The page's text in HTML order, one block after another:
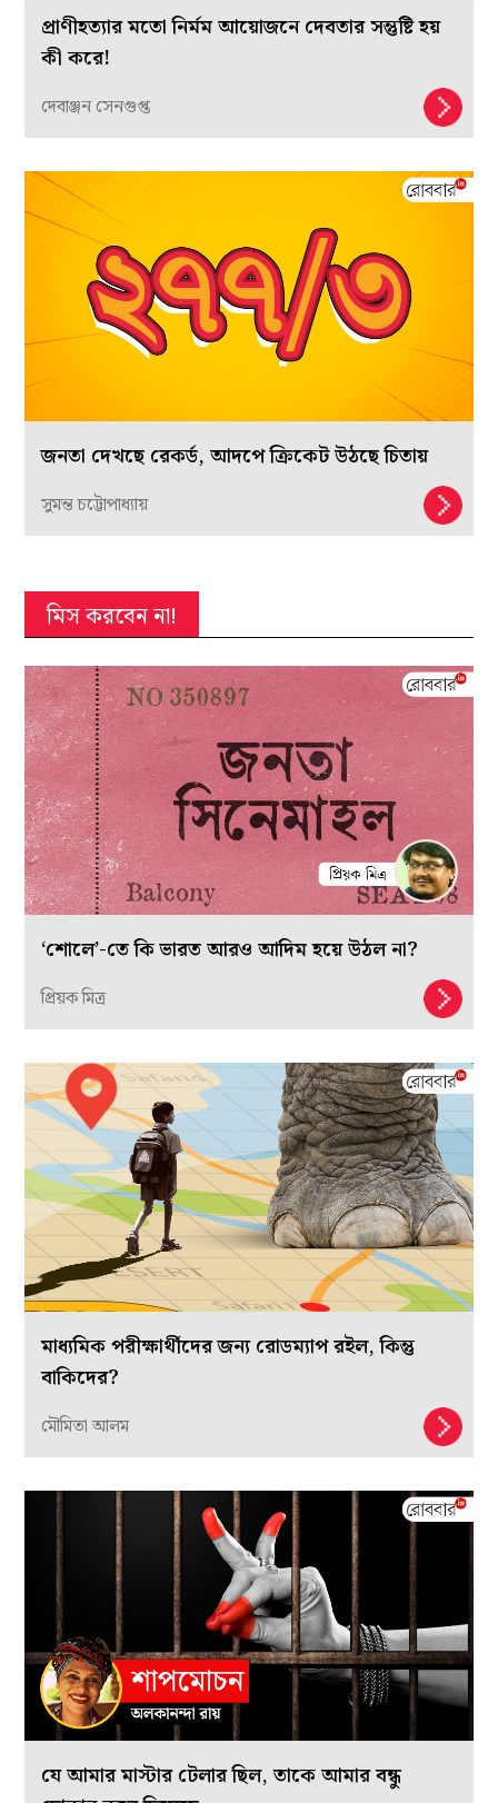
প্রাণীহত্যার মতো নির্মম আয়োজনে দেবতার সন্তুষ্টি হয়
কী করে!
দেবাঞ্জন সেনগুপ্ত
জনতা দেখছে রেকর্ড, আদপে ক্রিকেট উঠছে চিতায়
সুমন্ত চট্টোপাধ্যায়
মিস করবেন না!
‘শোলে’-তে কি ভারত আরও আদিম হয়ে উঠল না?
প্রিয়ক মিত্র
মাধ্যমিক পরীক্ষার্থীদের জন্য রোডম্যাপ রইল, কিন্তু
বাকিদের?
মৌমিতা আলম
যে আমার মাস্টার টেলার ছিল, তাকে আমার বন্ধু